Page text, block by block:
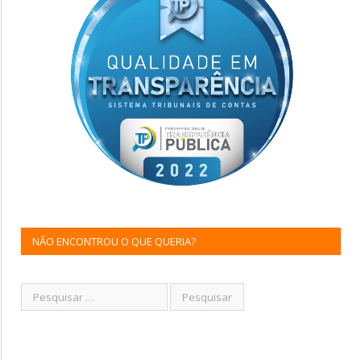
NÃO ENCONTROU O QUE QUERIA?